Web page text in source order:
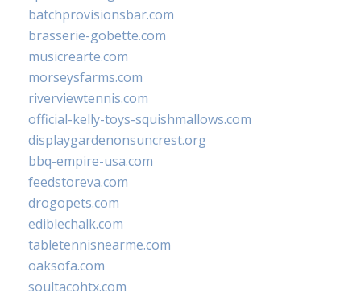
batchprovisionsbar.com
brasserie-gobette.com
musicrearte.com
morseysfarms.com
riverviewtennis.com
official-kelly-toys-squishmallows.com
displaygardenonsuncrest.org
bbq-empire-usa.com
feedstoreva.com
drogopets.com
ediblechalk.com
tabletennisnearme.com
oaksofa.com
soultacohtx.com